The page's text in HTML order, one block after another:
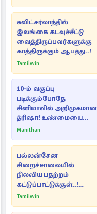
சுவிட்சர்லாந்தில்
இலங்கை கடவுச்சீட்டு
வைத்திருப்பவர்களுக்கு
காத்திருக்கும் ஆபத்து..!
Tamilwin
10-ம் வகுப்பு
படிக்கும்போதே
சினிமாவில் அறிமுகமான
த்ரிஷா! உண்மையை
பகிர்ந்த இயக்குநர் பிரவீன்
Manithan
பல்லன்சேன
சிறைச்சாலையில்
நிலவிய பதற்றம்
கட்டுப்பாட்டுக்குள்..!
அதிரடியாக களமிறங்கிய
Tamilwin